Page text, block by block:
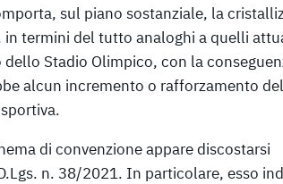
sul piano sostanziale, la
in termini del tutto analoghi a quelli
Stadio Olimpico, con la
alcun incremento o rafforzamento del
di convenzione appare discostarsi
n. 38/2021. In particolare, esso